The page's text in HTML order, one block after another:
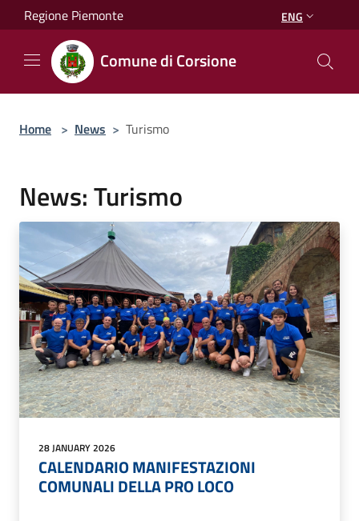
Salta al contenuto principale
Regione Piemonte ENG
Comune di Corsione
Home > News > Turismo
News: Turismo
28 JANUARY 2026
CALENDARIO MANIFESTAZIONI
COMUNALI DELLA PRO LOCO